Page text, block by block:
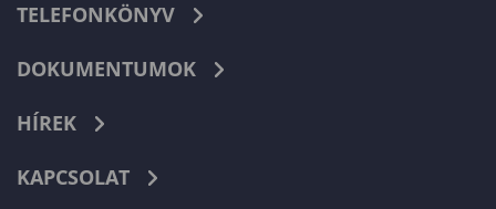
TELEFONKÖNYV
DOKUMENTUMOK
HÍREK
KAPCSOLAT